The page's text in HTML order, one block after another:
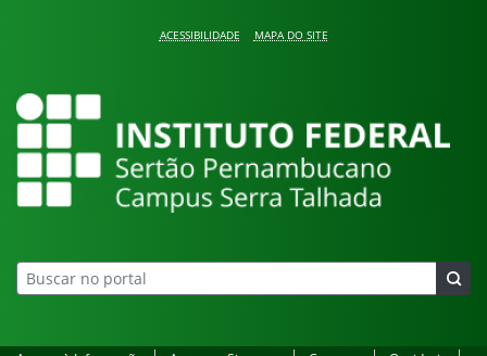
ACESSIBILIDADE MAPA DO SITE
Campus Serra Talhada